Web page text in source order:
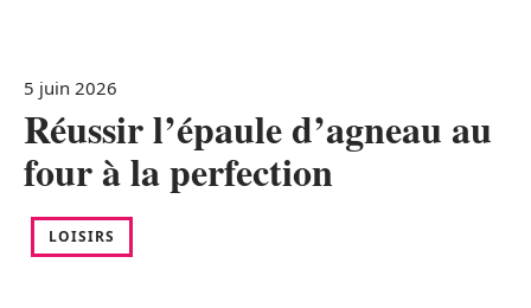
5 juin 2026
Réussir l’épaule d’agneau au
four à la perfection
LOISIRS